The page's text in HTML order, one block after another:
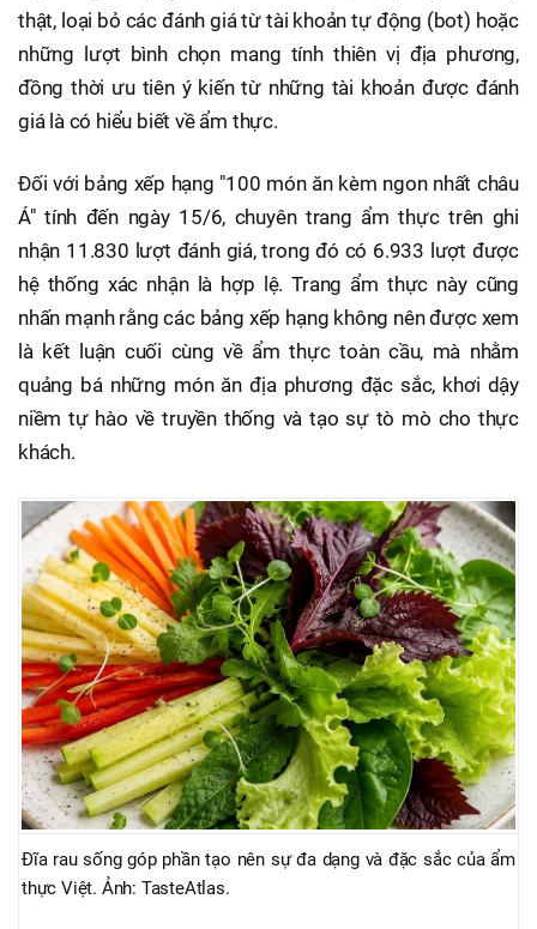
thật, loại bỏ các đánh giá từ tài khoản tự động (bot) hoặc
những lượt bình chọn mang tính thiên vị địa phương,
đồng thời ưu tiên ý kiến từ những tài khoản được đánh
giá là có hiểu biết về ẩm thực.
Đối với bảng xếp hạng "100 món ăn kèm ngon nhất châu
Á" tính đến ngày 15/6, chuyên trang ẩm thực trên ghi
nhận 11.830 lượt đánh giá, trong đó có 6.933 lượt được
hệ thống xác nhận là hợp lệ. Trang ẩm thực này cũng
nhấn mạnh rằng các bảng xếp hạng không nên được xem
là kết luận cuối cùng về ẩm thực toàn cầu, mà nhằm
quảng bá những món ăn địa phương đặc sắc, khơi dậy
niềm tự hào về truyền thống và tạo sự tò mò cho thực
khách.
Đĩa rau sống góp phần tạo nên sự đa dạng và đặc sắc của ẩm
thực Việt. Ảnh: TasteAtlas.